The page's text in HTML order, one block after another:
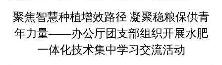
聚焦智慧种植增效路径 凝聚稳粮保供青
年力量——办公厅团支部组织开展水肥
一体化技术集中学习交流活动